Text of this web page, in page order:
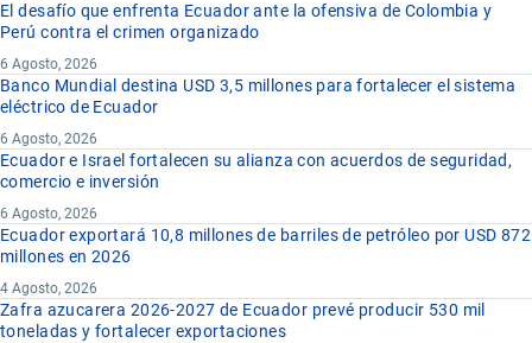
El desafío que enfrenta Ecuador ante la ofensiva de Colombia y
Perú contra el crimen organizado
6 Agosto, 2026
Banco Mundial destina USD 3,5 millones para fortalecer el sistema
eléctrico de Ecuador
6 Agosto, 2026
Ecuador e Israel fortalecen su alianza con acuerdos de seguridad,
comercio e inversión
6 Agosto, 2026
Ecuador exportará 10,8 millones de barriles de petróleo por USD 872
millones en 2026
4 Agosto, 2026
Zafra azucarera 2026-2027 de Ecuador prevé producir 530 mil
toneladas y fortalecer exportaciones